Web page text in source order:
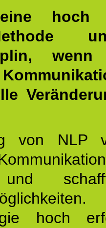
hoch
Methode
von NLP
und
hoch